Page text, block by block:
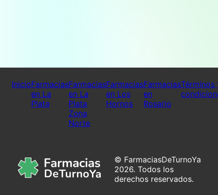
InicioFarmacias
en La
Plata
Farmacias
en La
Plata
Zona
Norte
Farmacias
en Los
Hornos
Farmacias
en
Rosario
Términos
© FarmaciasDeTurnoYa
2026. Todos los
derechos reservados.